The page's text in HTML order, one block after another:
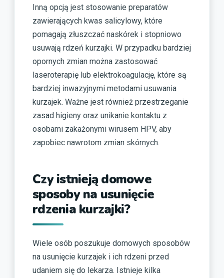
Inną opcją jest stosowanie preparatów
zawierających kwas salicylowy, które
pomagają złuszczać naskórek i stopniowo
usuwają rdzeń kurzajki. W przypadku bardziej
opornych zmian można zastosować
laseroterapię lub elektrokoagulację, które są
bardziej inwazyjnymi metodami usuwania
kurzajek. Ważne jest również przestrzeganie
zasad higieny oraz unikanie kontaktu z
osobami zakażonymi wirusem HPV, aby
zapobiec nawrotom zmian skórnych.
Czy istnieją domowe
sposoby na usunięcie
rdzenia kurzajki?
Wiele osób poszukuje domowych sposobów
na usunięcie kurzajek i ich rdzeni przed
udaniem się do lekarza. Istnieje kilka